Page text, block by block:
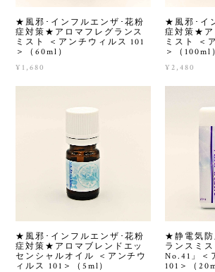
★風邪･インフルエンザ･花粉
症対策★アロマフレグランス
ミスト ＜アンチウィルス 101
＞（60ml）
¥1,680
★風邪･イ
症対策★ア
ミスト ＜
＞（100ml）
¥2,480
★風邪･インフルエンザ･花粉
症対策★アロマブレンドエッ
センシャルオイル ＜アンチウ
ィルス 101＞（5ml）
★静電気
ランスミ
No.41」＜
101＞（